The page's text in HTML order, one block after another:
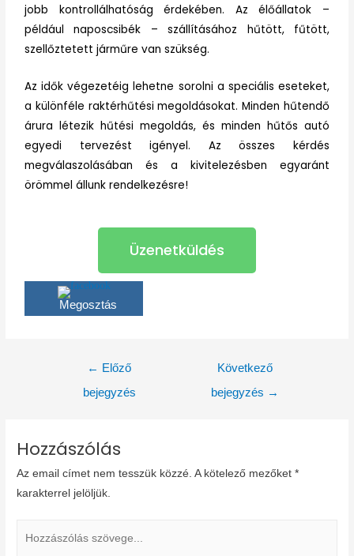
jobb kontrollálhatóság érdekében. Az élőállatok –
például naposcsibék – szállításához hűtött, fűtött,
szellőztetett járműre van szükség.
Az idők végezetéig lehetne sorolni a speciális eseteket,
a különféle raktérhűtési megoldásokat. Minden hűtendő
árura létezik hűtési megoldás, és minden hűtős autó
egyedi tervezést igényel. Az összes kérdés
megválaszolásában és a kivitelezésben egyaránt
örömmel állunk rendelkezésre!
Üzenetküldés
Megosztás
← Előző
bejegyzés
Következő
bejegyzés →
Hozzászólás
Az email címet nem tesszük közzé. A kötelező mezőket*
karakterrel jelöljük.